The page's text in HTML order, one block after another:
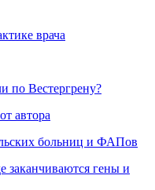
врача
по Вестергрену?
автора
больниц и ФАПов
заканчиваются гены и